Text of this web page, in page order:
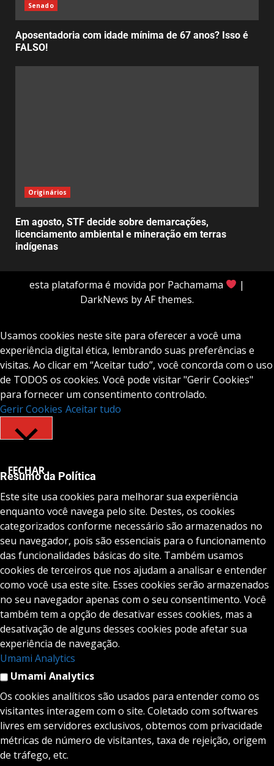
Senado
Aposentadoria com idade mínima de 67 anos? Isso é
FALSO!
Originários
Em agosto, STF decide sobre demarcações,
licenciamento ambiental e mineração em terras
indígenas
esta plataforma é movida por Pachamama
|
DarkNews by AF themes.
Usamos cookies neste site para oferecer a você uma
experiência digital ética, lembrando suas preferências e
visitas. Ao clicar em “Aceitar tudo”, você concorda com o uso
de TODOS os cookies. Você pode visitar "Gerir Cookies"
para fornecer um consentimento controlado.
Gerir Cookies Aceitar tudo
FECHAR
Resumo da Política
Este site usa cookies para melhorar sua experiência
enquanto você navega pelo site. Destes, os cookies
categorizados conforme necessário são armazenados no
seu navegador, pois são essenciais para o funcionamento
das funcionalidades básicas do site. Também usamos
cookies de terceiros que nos ajudam a analisar e entender
como você usa este site. Esses cookies serão armazenados
no seu navegador apenas com o seu consentimento. Você
também tem a opção de desativar esses cookies, mas a
desativação de alguns desses cookies pode afetar sua
experiência de navegação.
Umami Analytics
Umami Analytics
Os cookies analíticos são usados para entender como os
visitantes interagem com o site. Coletado com softwares
livres em servidores exclusivos, obtemos com privacidade
métricas de número de visitantes, taxa de rejeição, origem
de tráfego, etc.